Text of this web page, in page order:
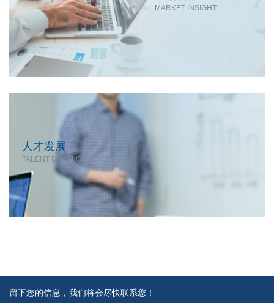
MARKET INSIGHT
人才发展
TALENT DEVELOPMENT
留下您的信息，我们将会尽快联系您！